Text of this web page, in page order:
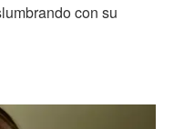
con su